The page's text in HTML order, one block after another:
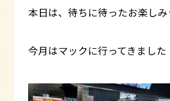
本日は、待ちに待ったお楽し
今月はマックに行ってきました